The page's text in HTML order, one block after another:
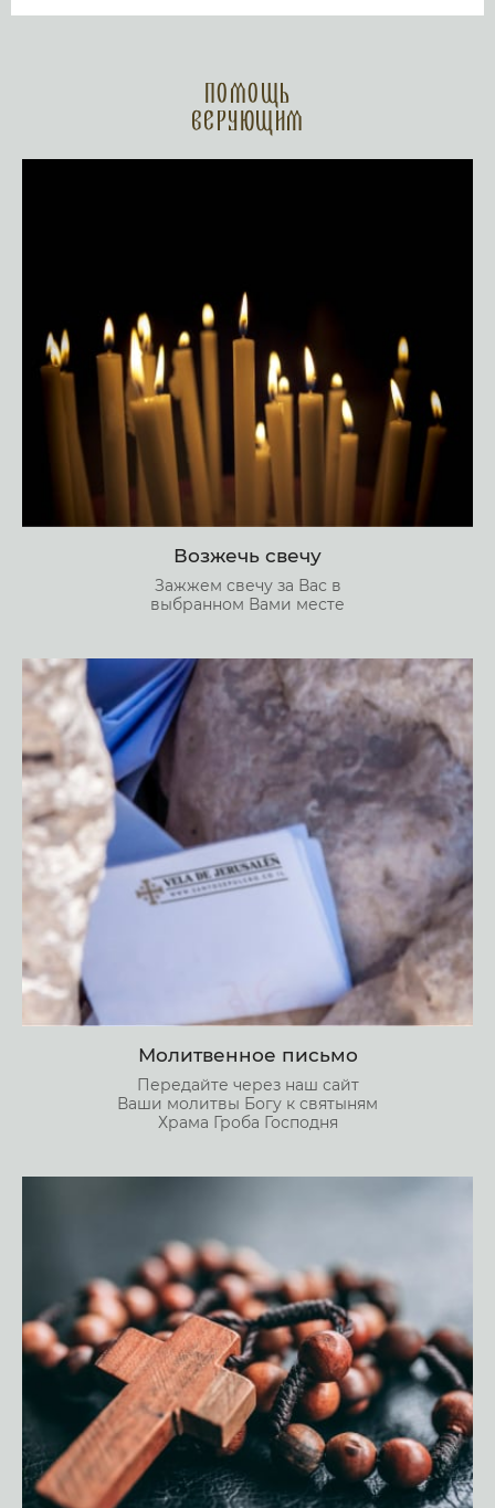
Помощь
верующим
Возжечь свечу
Зажжем свечу за Вас в
выбранном Вами месте
Молитвенное письмо
Передайте через наш сайт
Ваши молитвы Богу к святыням
Храма Гроба Господня